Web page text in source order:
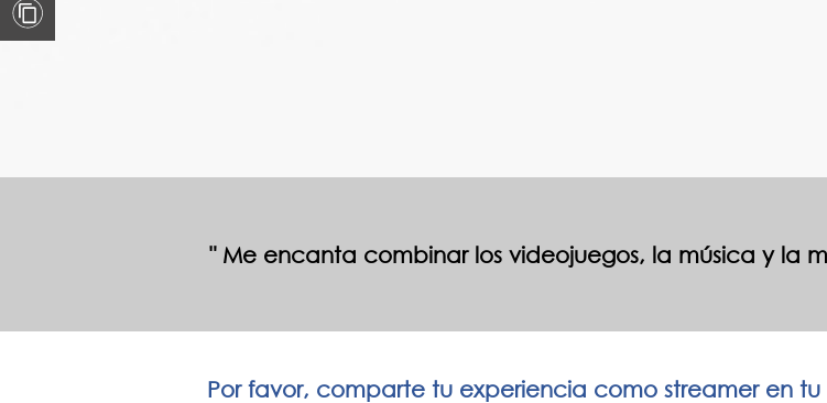
Me encanta combinar los videojuegos, la música y la
Por favor, comparte tu experiencia como streamer en tu